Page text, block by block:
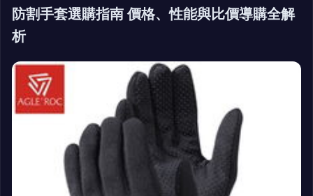
防割手套選購指南 價格、性能與比價導購全解
析